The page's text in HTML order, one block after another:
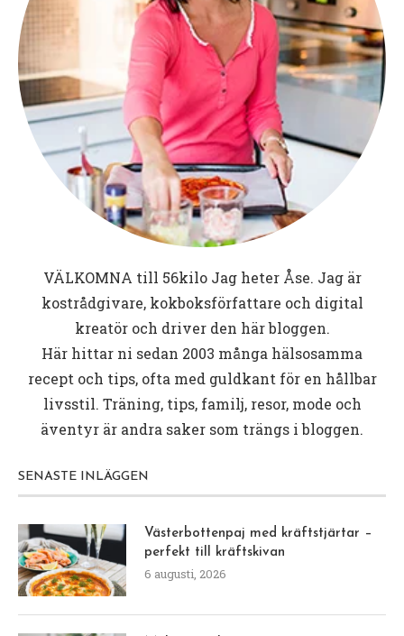
VÄLKOMNA till 56kiloJag heter Åse. Jag är
kostrådgivare, kokboksförfattare och digital
kreatör och driver den här bloggen.
Här hittar ni sedan 2003 många hälsosamma
recept och tips, ofta med guldkant för en hållbar
livsstil. Träning, tips, familj, resor, mode och
äventyr är andra saker som trängs i bloggen.
SENASTE INLÄGGEN
Västerbottenpaj med kräftstjärtar –
perfekt till kräftskivan
6 augusti, 2026